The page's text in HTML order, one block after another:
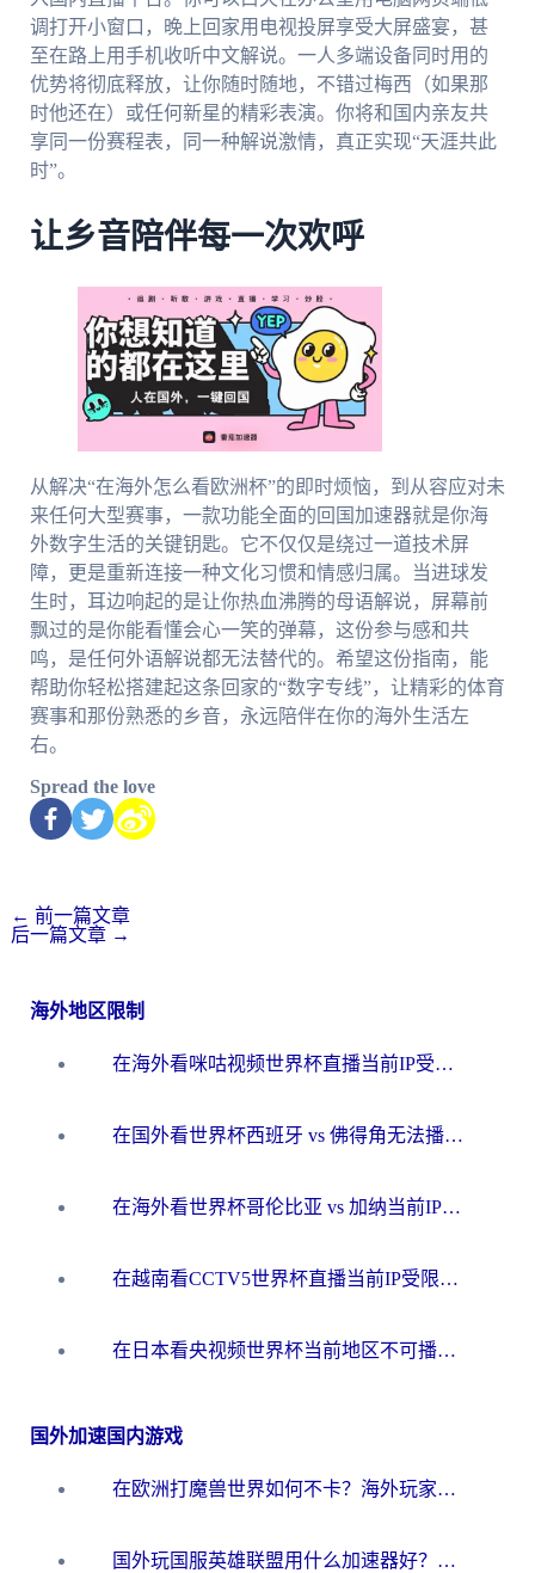
调打开小窗口，晚上回家用电视投屏享受大屏盛宴，甚
至在路上用手机收听中文解说。一人多端设备同时用的
优势将彻底释放，让你随时随地，不错过梅西（如果那
时他还在）或任何新星的精彩表演。你将和国内亲友共
享同一份赛程表，同一种解说激情，真正实现“天涯共此
时”。
让乡音陪伴每一次欢呼
从解决“在海外怎么看欧洲杯”的即时烦恼，到从容应对未
来任何大型赛事，一款功能全面的回国加速器就是你海
外数字生活的关键钥匙。它不仅仅是绕过一道技术屏
障，更是重新连接一种文化习惯和情感归属。当进球发
生时，耳边响起的是让你热血沸腾的母语解说，屏幕前
飘过的是你能看懂会心一笑的弹幕，这份参与感和共
鸣，是任何外语解说都无法替代的。希望这份指南，能
帮助你轻松搭建起这条回家的“数字专线”，让精彩的体育
赛事和那份熟悉的乡音，永远陪伴在你的海外生活左
右。
Spread the love
← 前一篇文章
后一篇文章 →
海外地区限制
在海外看咪咕视频世界杯直播当前IP受限制？这篇指南帮你搞定所有体育赛事观看难题
在国外看世界杯西班牙 vs 佛得角无法播放？这篇指南帮你解锁所有中文体育直播
在海外看世界杯哥伦比亚 vs 加纳当前IP受限制？这篇指南帮你流畅看中文解说赛事
在越南看CCTV5世界杯直播当前IP受限制？海外党体育观赛终极指南来了
在日本看央视频世界杯当前地区不可播放？海外党体育观赛终极指南
国外加速国内游戏
在欧洲打魔兽世界如何不卡？海外玩家的国服游戏加速终极攻略
国外玩国服英雄联盟用什么加速器好？海外党亲测有效的国服游戏加速指南